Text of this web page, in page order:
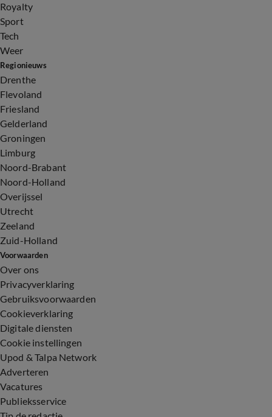
Royalty
Sport
Tech
Weer
Regionieuws
Drenthe
Flevoland
Friesland
Gelderland
Groningen
Limburg
Noord-Brabant
Noord-Holland
Overijssel
Utrecht
Zeeland
Zuid-Holland
Voorwaarden
Over ons
Privacyverklaring
Gebruiksvoorwaarden
Cookieverklaring
Digitale diensten
Cookie instellingen
Upod & Talpa Network
Adverteren
Vacatures
Publieksservice